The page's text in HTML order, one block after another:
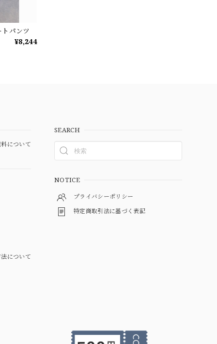
パンツ
¥8,244
について
について
SEARCH
NOTICE
プライバシーポリシー
特定商取引法に基づく表記